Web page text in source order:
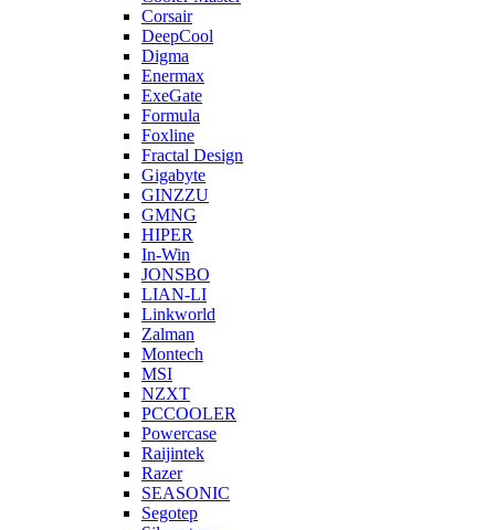
Corsair
DeepCool
Digma
Enermax
ExeGate
Formula
Foxline
Fractal Design
Gigabyte
GINZZU
GMNG
HIPER
In-Win
JONSBO
LIAN-LI
Linkworld
Zalman
Montech
MSI
NZXT
PCCOOLER
Powercase
Raijintek
Razer
SEASONIC
Segotep